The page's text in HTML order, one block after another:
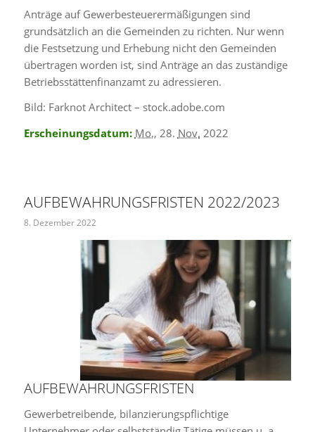
Anträge auf Gewerbesteuerermäßigungen sind
grundsätzlich an die Gemeinden zu richten. Nur wenn
die Festsetzung und Erhebung nicht den Gemeinden
übertragen worden ist, sind Anträge an das zuständige
Betriebsstättenfinanzamt zu adressieren.
Bild: Farknot Architect – stock.adobe.com
Erscheinungsdatum: Mo., 28. Nov. 2022
AUFBEWAHRUNGSFRISTEN 2022/2023
8. Dezember 2022
AUFBEWAHRUNGSFRISTEN
Gewerbetreibende, bilanzierungspflichtige